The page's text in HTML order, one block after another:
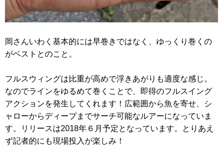
岡さんいわく基本的には早巻きではなく、ゆっくり巻くの
がベストとのこと。
フルスウィングは比重が高めで浮きあがりも適度な感じ。
なのでラインをゆるめて巻くことで、即得のフルスイング
アクションを発生してくれます！広範囲から魚を寄せ、シ
ャローからディープまでサーチ可能なルアーになっていま
す。リリースは2018年６月予定となっています。とりあえ
ず記者的にも現場投入が楽しみ！